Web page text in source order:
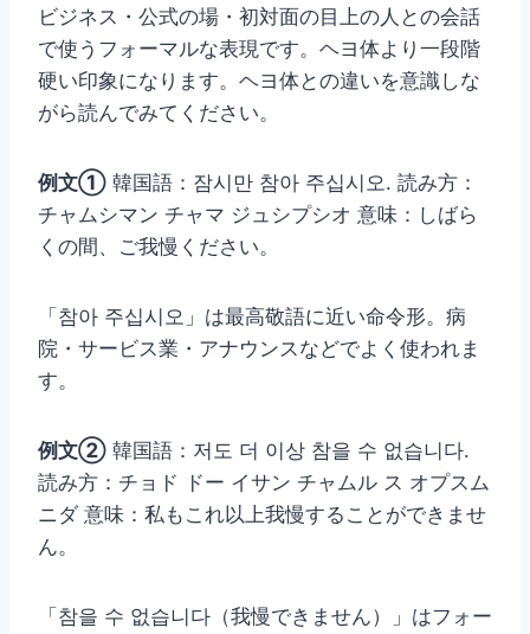
ビジネス・公式の場・初対面の目上の人との会話
で使うフォーマルな表現です。ヘヨ体より一段階
硬い印象になります。ヘヨ体との違いを意識しな
がら読んでみてください。
例文① 韓国語：잠시만 참아 주십시오. 読み方：
チャムシマン チャマ ジュシプシオ 意味：しばら
くの間、ご我慢ください。
「참아 주십시오」は最高敬語に近い命令形。病
院・サービス業・アナウンスなどでよく使われま
す。
例文② 韓国語：저도 더 이상 참을 수 없습니다.
読み方：チョド ドー イサン チャムル ス オプスム
ニダ 意味：私もこれ以上我慢することができませ
ん。
「참을 수 없습니다（我慢できません）」はフォー